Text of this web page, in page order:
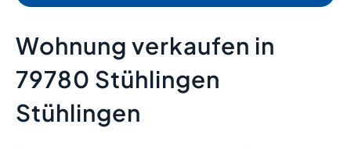
Wohnung verkaufen in
79780 Stühlingen
Stühlingen